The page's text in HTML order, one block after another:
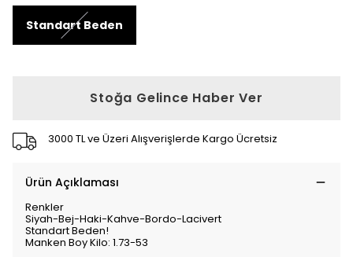
Standart Beden
Stoğa Gelince Haber Ver
3000 TL ve Üzeri Alışverişlerde Kargo Ücretsiz
Ürün Açıklaması
Renkler
Siyah-Bej-Haki-Kahve-Bordo-Lacivert
Standart Beden!
Manken Boy Kilo: 1.73-53